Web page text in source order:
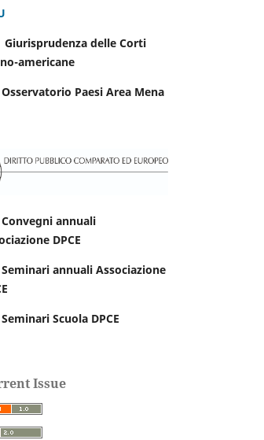
Giurisprudenza delle Corti
americane
Osservatorio Paesi Area Mena
Convegni annuali
DPCE
Seminari annuali Associazione
Seminari Scuola DPCE
Issue